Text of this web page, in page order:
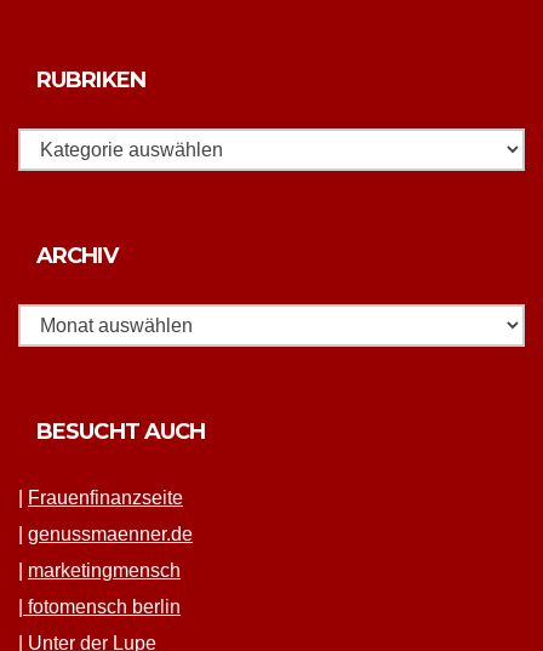
RUBRIKEN
Rubriken
ARCHIV
BESUCHT AUCH
Frauen­fi­nanz­seite
genussmaenner.de
mar­ket­ing­men­sch
fotomen­sch berlin
Unter der Lupe